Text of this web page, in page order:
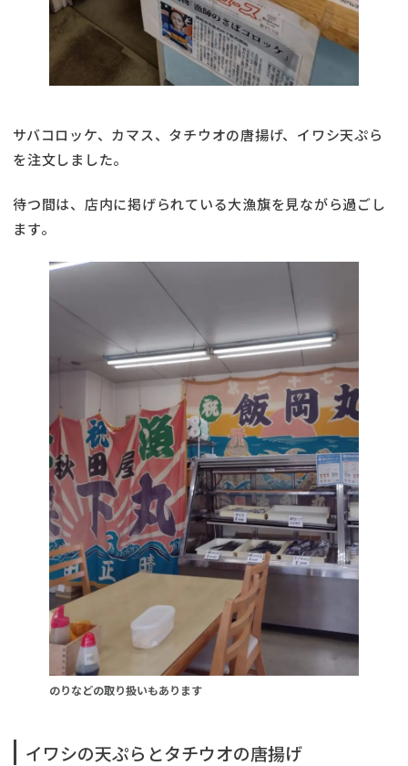
サバコロッケ、カマス、タチウオの唐揚げ、イワシ天ぷら
を注文しました。
待つ間は、店内に掲げられている大漁旗を見ながら過ごし
ます。
のりなどの取り扱いもあります
イワシの天ぷらとタチウオの唐揚げ